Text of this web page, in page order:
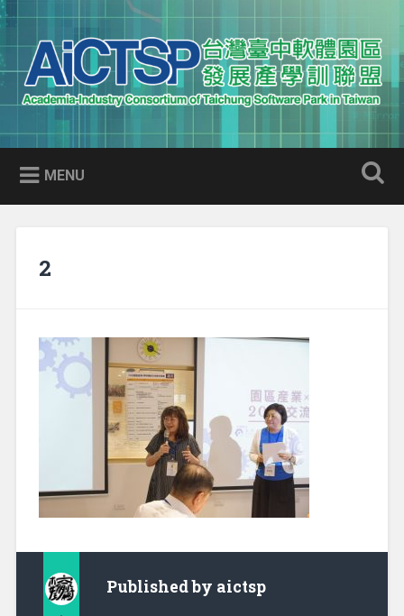
Skip
to
content
Search
AICTSP 台灣臺中軟體園區發展
產學訓聯盟
Academia-Industry Consortium of Taichung Software Park
in Taiwan
MENU
2
Published by aictsp